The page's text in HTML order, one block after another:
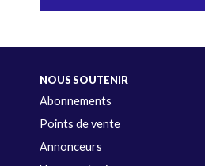
NOUS SOUTENIR
Abonnements
Points de vente
Annonceurs